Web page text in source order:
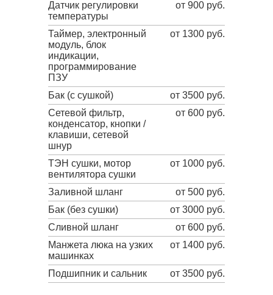
Датчик регулировки
температуры
от 900 руб.
Таймер, электронный
модуль, блок
индикации,
программирование
ПЗУ
от 1300 руб.
Бак (с сушкой)
от 3500 руб.
Сетевой фильтр,
конденсатор, кнопки /
клавиши, сетевой
шнур
от 600 руб.
ТЭН сушки, мотор
вентилятора сушки
от 1000 руб.
Заливной шланг
от 500 руб.
Бак (без сушки)
от 3000 руб.
Сливной шланг
от 600 руб.
Манжета люка на узких
машинках
от 1400 руб.
Подшипник и сальник от 3500 руб.